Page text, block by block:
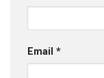
Email *